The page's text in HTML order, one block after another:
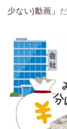
少ない)動画」